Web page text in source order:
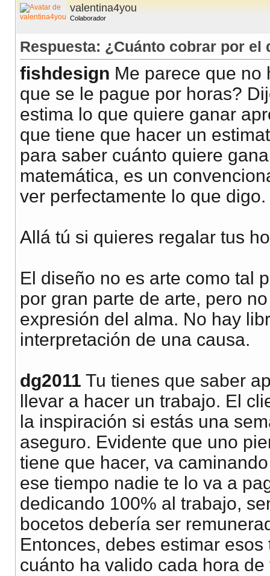
valentina4you
Colaborador
Respuesta: ¿Cuánto cobrar por
fishdesign Me parece que no
que se le pague por horas?
estima lo que quiere ganar
que tiene que hacer un
para saber cuánto quiere
matemática, es un
ver perfectamente lo que digo.
Allá tú si quieres regalar tus
El diseño no es arte como tal
por gran parte de arte, pero
expresión del alma. No hay
interpretación de una causa.
dg2011 Tu tienes que saber
llevar a hacer un trabajo. El
la inspiración si estás una
aseguro. Evidente que uno
tiene que hacer, va
ese tiempo nadie te lo va a
dedicando 100% al trabajo,
bocetos debería ser
Entonces, debes estimar
cuánto ha valido cada hora de